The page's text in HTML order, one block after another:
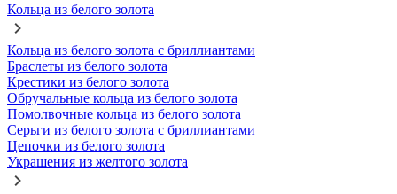
Кольца из белого золота
Кольца из белого золота с бриллиантами
Браслеты из белого золота
Крестики из белого золота
Обручальные кольца из белого золота
Помолвочные кольца из белого золота
Серьги из белого золота с бриллиантами
Цепочки из белого золота
Украшения из желтого золота